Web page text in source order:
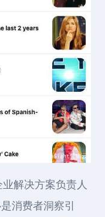
解决方案负责人
消费者洞察引